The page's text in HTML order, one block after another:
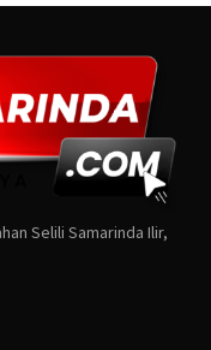
Selili Samarinda Ilir,